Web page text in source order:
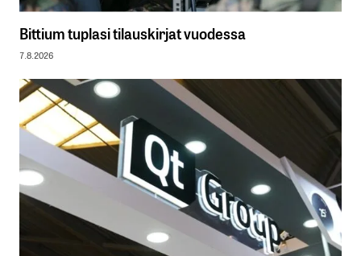
Bittium tuplasi tilauskirjat vuodessa
7.8.2026